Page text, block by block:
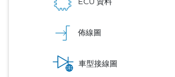
佈線圖
車型接線圖